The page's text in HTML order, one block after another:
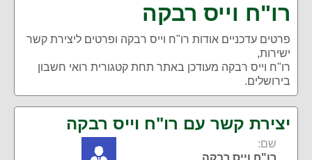
רו"ח וייס רבקה
פרטים עדכניים אודות רו"ח וייס רבקה ופרטים ליצירת קשר
ישירות,
רו"ח וייס רבקה מעודכן באתר תחת קטגורית רואי חשבון
בירושלים.
יצירת קשר עם רו"ח וייס רבקה
שם:
רו"ח וייס רבקה